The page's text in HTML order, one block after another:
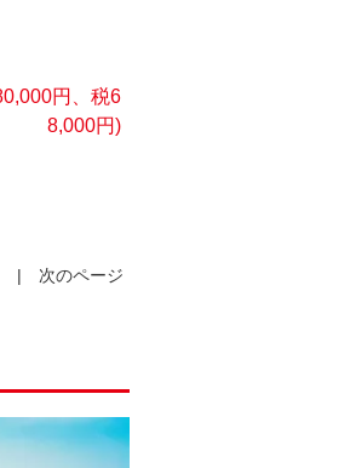
円、税6
8,000円)
| 次のページ